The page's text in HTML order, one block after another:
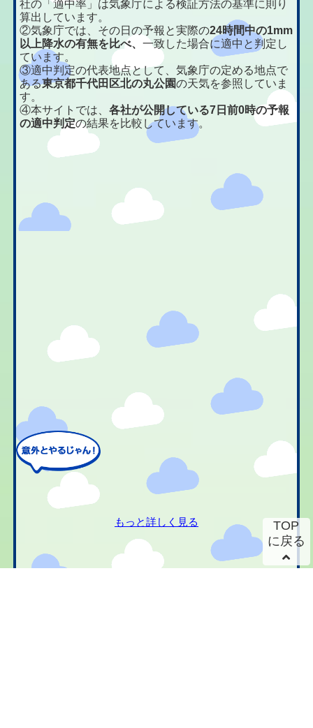
社の「適中率」は気象庁による検証方法の基準に則り
算出しています。
②気象庁では、その日の予報と実際の24時間中の1mm
以上降水の有無を比べ、一致した場合に適中と判定し
ています。
③適中判定の代表地点として、気象庁の定める地点で
ある東京都千代田区北の丸公園の天気を参照していま
す。
④本サイトでは、各社が公開している7日前0時の予報
の適中判定の結果を比較しています。
もっと詳しく見る
TOP
に戻る